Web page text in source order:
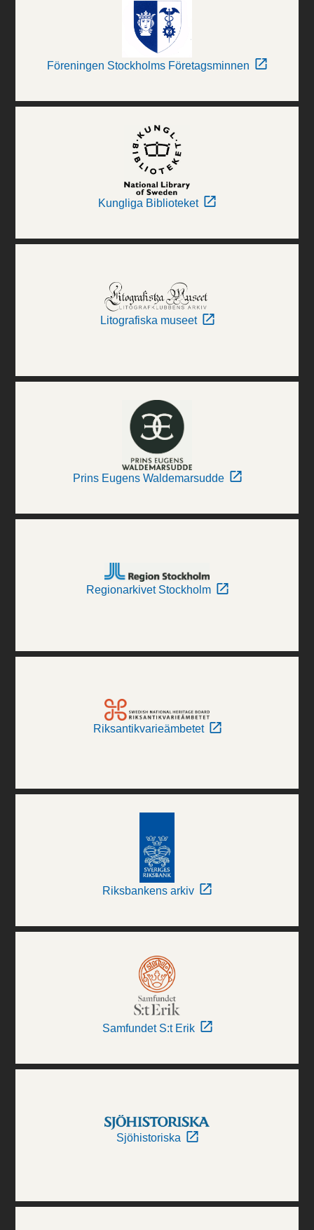
Föreningen Stockholms Företagsminnen
Kungliga Biblioteket
Litografiska museet
Prins Eugens Waldemarsudde
Regionarkivet Stockholm
Riksantikvarieämbetet
Riksbankens arkiv
Samfundet S:t Erik
Sjöhistoriska